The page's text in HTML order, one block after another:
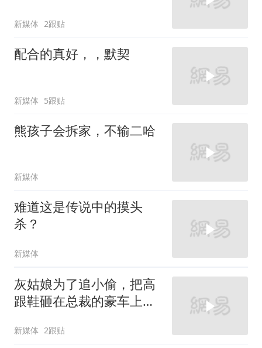
新媒体 2跟贴
配合的真好，，默契
新媒体 5跟贴
熊孩子会拆家，不输二哈
新媒体
难道这是传说中的摸头
杀？
新媒体
灰姑娘为了追小偷，把高
跟鞋砸在总裁的豪车上，
新媒体 2跟贴